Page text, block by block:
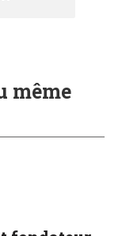
même